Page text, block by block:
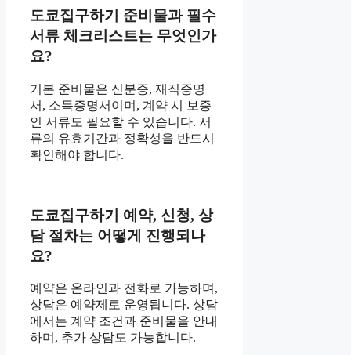
도쿄집구하기 준비물과 필수
서류 체크리스트는 무엇인가
요?
기본 준비물은 신분증, 재직증명
서, 소득증명서이며, 계약 시 보증
인 서류도 필요할 수 있습니다. 서
류의 유효기간과 정확성을 반드시
확인해야 합니다.
도쿄집구하기 예약, 신청, 상
담 절차는 어떻게 진행되나
요?
예약은 온라인과 전화로 가능하며,
상담은 예약제로 운영됩니다. 상담
에서는 계약 조건과 준비물을 안내
하며, 추가 상담도 가능합니다.